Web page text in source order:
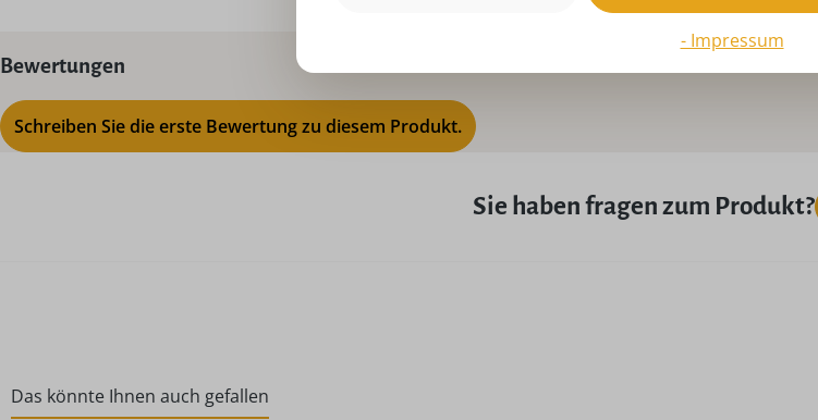
Bewertungen
Schreiben Sie die erste Bewertung zu diesem Produkt.
Sie haben fragen zum Produkt?
Das könnte Ihnen auch gefallen
- Impressum